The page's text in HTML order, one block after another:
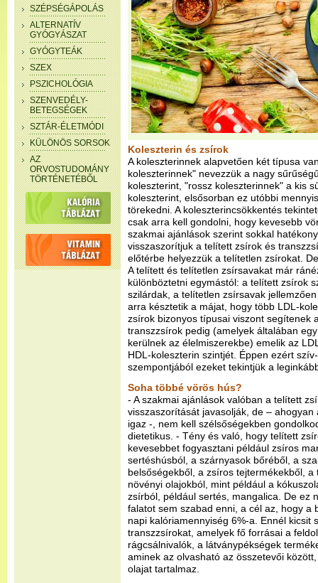
SZÉPSÉGÁPOLÁS
ALTERNATÍV
GYÓGYÁSZAT
GYÓGYTEÁK
SZEX
PSZICHOLÓGIA
SZENVEDÉLY-
BETEGSÉGEK
SZTÁR-ÉLETMÓDI
KÜLÖNÖS SORSOK
AZ
ORVOSTUDOMÁNY
TÖRTÉNETÉBŐL
Koleszterin és zsírok
A koleszterinnek alapvetően két típusa
koleszterinnek" nevezzük a nagy
koleszterint, "rossz koleszterinnek" a kis
koleszterint, elsősorban ez utóbbi
törekedni. A koleszterincsökkentés
csak arra kell gondolni, hogy kevesebb
szakmai ajánlások szerint sokkal
visszaszorítjuk a telített zsírok és
előtérbe helyezzük a telítetlen zsírokat.
A telített és telítetlen zsírsavakat már
különböztetni egymástól: a telített zsírok
szilárdak, a telítetlen zsírsavak
arra késztetik a májat, hogy több LDL-
zsírok bizonyos típusai viszont segítenek
transzzsírok pedig (amelyek általában
kerülnek az élelmiszerekbe) emelik az
HDL-koleszterin szintjét. Éppen ezért
szempontjából ezeket tekintjük a
Soha többé vörös hús?
- A szakmai ajánlások valóban a telített
visszaszorítását javasolják, de –
igaz -, nem kell szélsőségekben
dietetikus. - Tény és való, hogy telített
kevesebbet fogyasztani például zsíros
sertéshúsból, a szárnyasok bőréből, a
belsőségekből, a zsíros tejtermékekből,
növényi olajokból, mint például a
zsírból, például sertés, mangalica. De ez
falatot sem szabad enni, a cél az, hogy a
napi kalóriamennyiség 6%-a. Ennél kicsit
transzzsírokat, amelyek fő forrásai a
rágcsálnivalók, a látványpékségek
aminek az olvasható az összetevői
olajat tartalmaz.